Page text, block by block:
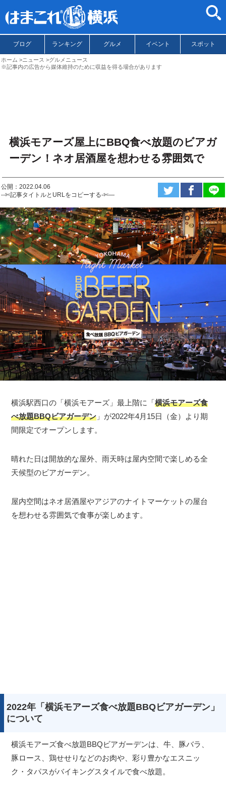
ブログ ランキング グルメ イベント スポット
ホーム ニュース
グルメニュース
※記事内の広告から媒体維持のために収益を得る場合があります
横浜モアーズ屋上にBBQ食べ放題のビアガ
ーデン！ネオ居酒屋を想わせる雰囲気で
公開：2022.04.06
--✄記事タイトルとURLをコピーする-✄—
横浜駅西口の「横浜モアーズ」最上階に「横浜モアーズ食
べ放題BBQビアガーデン 」が2022年4月15日（金）より期
間限定でオープンします。
晴れた日は開放的な屋外、雨天時は屋内空間で楽しめる全
天候型のビアガーデン。
屋内空間はネオ居酒屋やアジアのナイトマーケットの屋台
を想わせる雰囲気で食事が楽しめます。
2022年「横浜モアーズ食べ放題BBQビアガーデン」
について
横浜モアーズ食べ放題BBQビアガーデンは、牛、豚バラ、
豚ロース、鶏せせりなどのお肉や、彩り豊かなエスニッ
ク・タパスがバイキングスタイルで食べ放題。